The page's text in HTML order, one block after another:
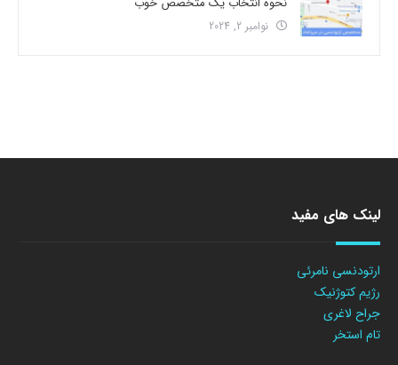
نوامبر 2, 2024
لینک های مفید
ارتودنسی نامرئی
رژیم کتوژنیک
جراح لاغری
تام استخر